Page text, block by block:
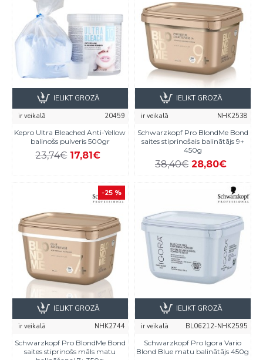
ir veikalā
20459
Kepro Ultra Bleached Anti-Yellow
balinošs pulveris 500gr
23,74€ 17,81€
IELIKT GROZĀ
ir veikalā
NHK2538
Schwarzkopf Pro BlondMe Bond
saites stiprinošais balinātājs 9+
450g
38,40€ 28,80€
IELIKT GROZĀ
-25 %
ir veikalā
NHK2744
Schwarzkopf Pro BlondMe Bond
saites stiprinošs māls matu
IELIKT GROZĀ
ir veikalā
BL06212-NHK2595
Schwarzkopf Pro Igora Vario
Blond Blue matu balinātājs 450g
IELIKT GROZĀ